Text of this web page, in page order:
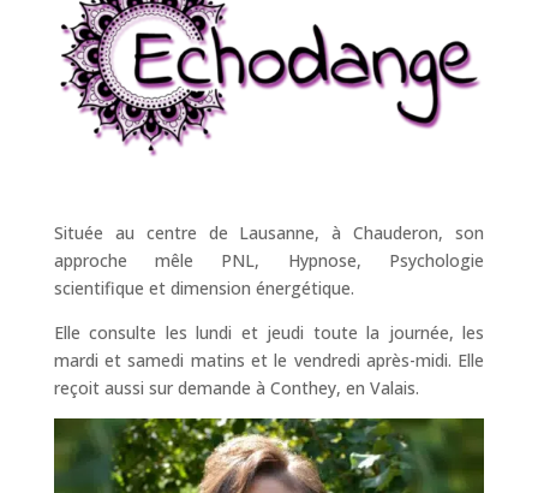
Située au centre de Lausanne, à Chauderon, son
approche mêle PNL, Hypnose, Psychologie
scientifique et dimension énergétique.
Elle consulte les lundi et jeudi toute la journée, les
mardi et samedi matins et le vendredi après-midi. Elle
reçoit aussi sur demande à Conthey, en Valais.